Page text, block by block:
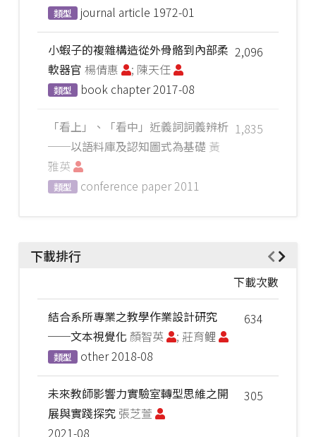
類型 journal article 1972-01
2,096
小蝦子的複雜構造從外骨骼到內部柔
軟器官 楊倩惠 ; 陳天任
類型 book chapter2017-08
1,835
「看上」、「看中」近義詞詞義辨析
──以語料庫及認知圖式為基礎 黃
雅英
類型 conference paper2011
下載排行
下載次數
634
結合系所專業之教學作業設計研究
──文本視覺化 顏智英 ; 莊育鲤
類型 other2018-08
305
未來教師影響力實驗室轉型思維之開
展與實踐探究 張芝萱
2021-08